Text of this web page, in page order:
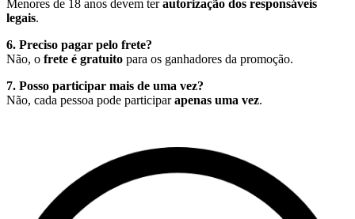
Menores de 18 anos devem terautorização dos responsáveis
legais.
6. Preciso pagar pelo frete?
Não, o frete é gratuito para os ganhadores da promoção.
7. Posso participar mais de uma vez?
Não, cada pessoa pode participarapenas uma vez.